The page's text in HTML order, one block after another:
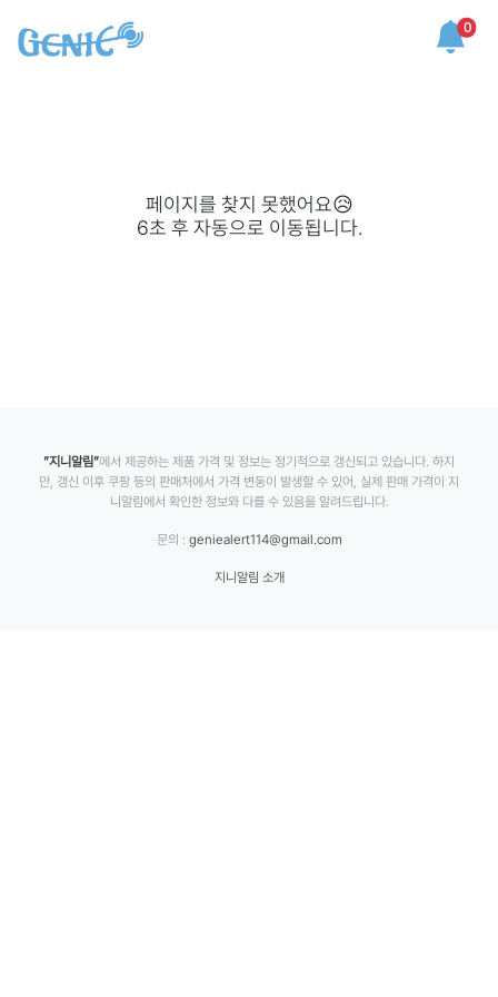
0
페이지를 찾지 못했어요😥
6초 후 자동으로 이동됩니다.
”지니알림”에서 제공하는 제품 가격 및 정보는 정기적으로 갱신되고 있습니다. 하지
만, 갱신 이후 쿠팡 등의 판매처에서 가격 변동이 발생할 수 있어, 실제 판매 가격이 지
니알림에서 확인한 정보와 다를 수 있음을 알려드립니다.
문의 : geniealert114@gmail.com
지니알림 소개